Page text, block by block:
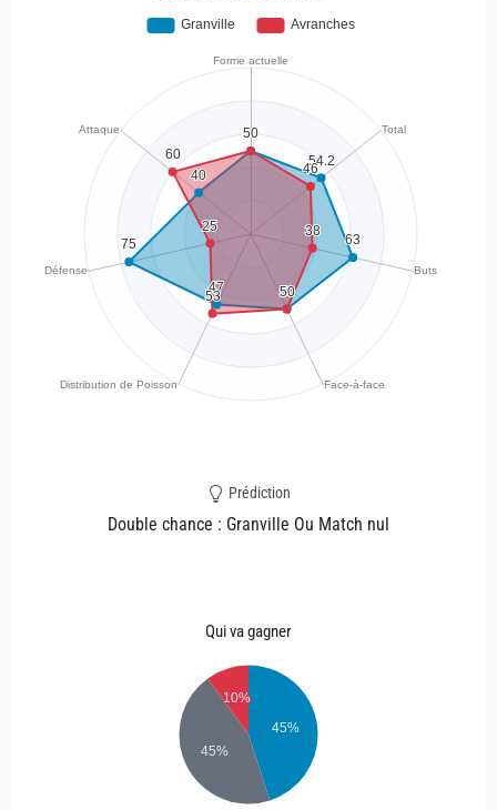
Prédiction
Double chance : Granville Ou Match nul
Qui va gagner